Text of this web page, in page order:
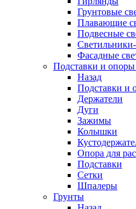
Грунтовые
Плавающие
Подвесные
Фасадные
Подставки и опоры
Назад
Подставки и
Держатели
Дуги
Зажимы
Колышки
Опора для
Подставки
Сетки
Шпалеры
Грунты